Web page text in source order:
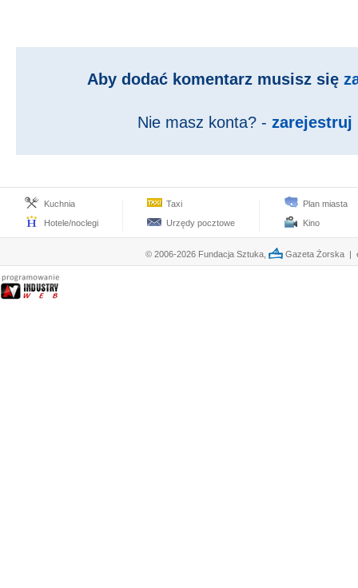
Aby dodać komentarz musisz się
Nie masz konta? - zarejestruj
Kuchnia
Hotele/noclegi
Taxi
Urzędy pocztowe
Plan miasta
Kino
© 2006-2026 Fundacja Sztuka, Gazeta Żorska |